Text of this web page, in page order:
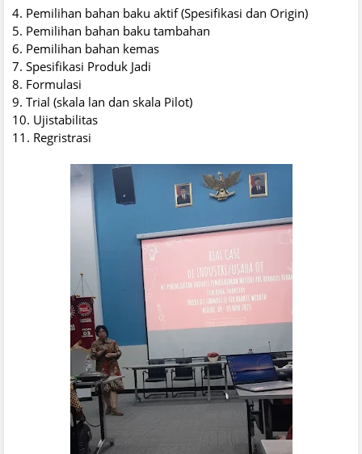
4. Pemilihan bahan baku aktif (Spesifikasi dan Origin)
5. Pemilihan bahan baku tambahan
6. Pemilihan bahan kemas
7. Spesifikasi Produk Jadi
8. Formulasi
9. Trial (skala lan dan skala Pilot)
10. Ujistabilitas
11. Regristrasi